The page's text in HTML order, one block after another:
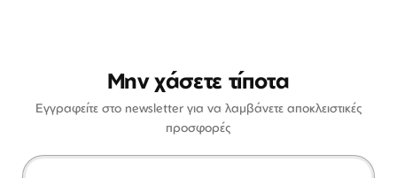
Μην χάσετε τίποτα
Εγγραφείτε στο newsletter για να λαμβάνετε αποκλειστικές
προσφορές